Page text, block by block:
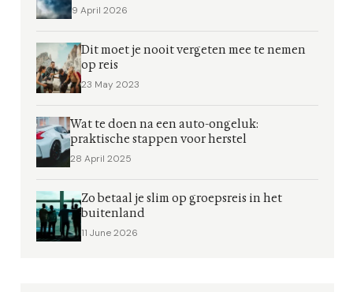
9 April 2026
Dit moet je nooit vergeten mee te nemen
op reis
23 May 2023
Wat te doen na een auto-ongeluk:
praktische stappen voor herstel
28 April 2025
Zo betaal je slim op groepsreis in het
buitenland
11 June 2026